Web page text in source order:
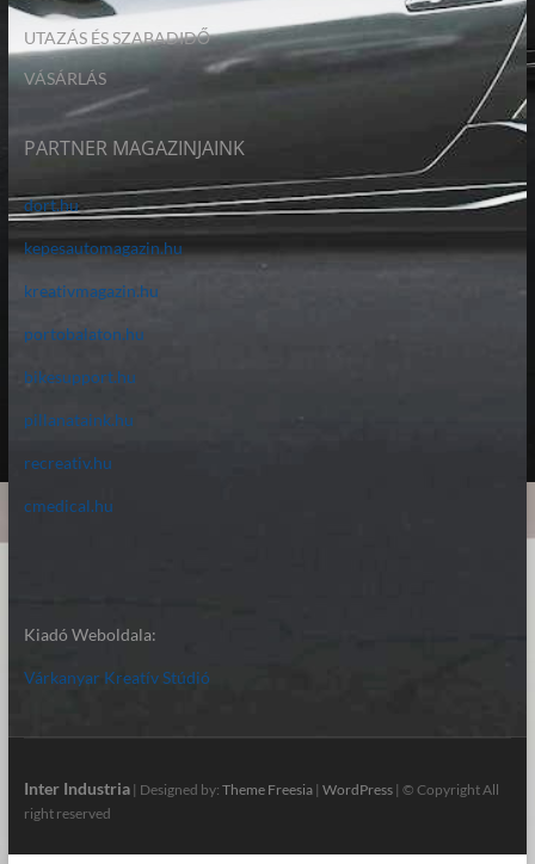
UTAZÁS ÉS SZABADIDŐ
VÁSÁRLÁS
PARTNER MAGAZINJAINK
dort.hu
kepesautomagazin.hu
kreativmagazin.hu
portobalaton.hu
bikesupport.hu
pillanataink.hu
recreativ.hu
cmedical.hu
Kiadó Weboldala:
Várkanyar Kreatív Stúdió
Inter Industria| Designed by: Theme Freesia| WordPress| © Copyright All
right reserved